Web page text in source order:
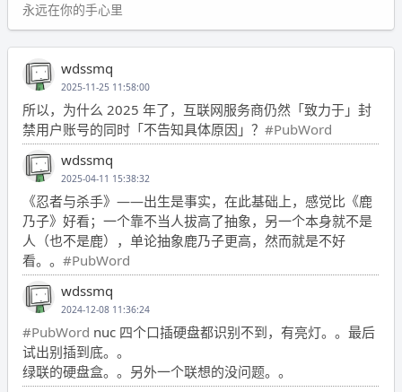
永远在你的手心里
wdssmq
2025-11-25 11:58:00
所以，为什么 2025 年了，互联网服务商仍然「致力于」封
禁用户账号的同时「不告知具体原因」？ #PubWord
wdssmq
2025-04-11 15:38:32
《忍者与杀手》——出生是事实，在此基础上，感觉比《鹿
乃子》好看；一个靠不当人拔高了抽象，另一个本身就不是
人（也不是鹿），单论抽象鹿乃子更高，然而就是不好
看。。 #PubWord
wdssmq
2024-12-08 11:36:24
#PubWord nuc 四个口插硬盘都识别不到，有亮灯。。最后
试出别插到底。。
绿联的硬盘盒。。另外一个联想的没问题。。